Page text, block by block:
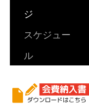
ジ
スケジュー
ル